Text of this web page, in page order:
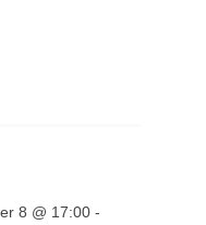
8 @ 17:00 -